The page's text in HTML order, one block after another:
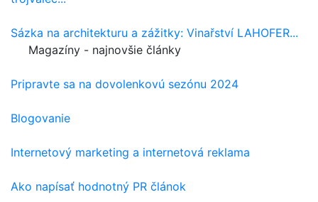
Sázka na architekturu a zážitky: Vinařství LAHOFER...
Magazíny - najnovšie články
Pripravte sa na dovolenkovú sezónu 2024
Blogovanie
Internetový marketing a internetová reklama
Ako napísať hodnotný PR článok